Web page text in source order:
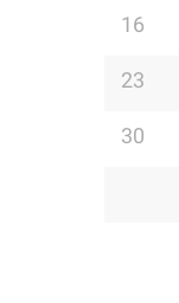
16
23
30